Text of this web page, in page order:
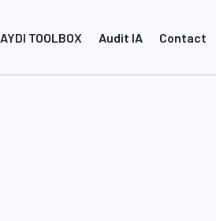
AYDI TOOLBOX Audit IA Contact